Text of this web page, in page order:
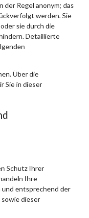
Regel anonym; das
werden. Sie
sie durch die
Detaillierte
Über die
Sie in dieser
Schutz Ihrer
Ihre
entsprechend der
dieser